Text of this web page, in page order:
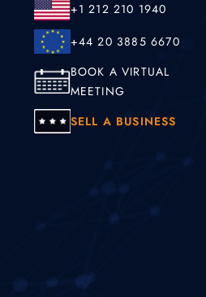
+1 212 210 1940
+44 20 3885 6670
BOOK A VIRTUAL
MEETING
SELL A BUSINESS